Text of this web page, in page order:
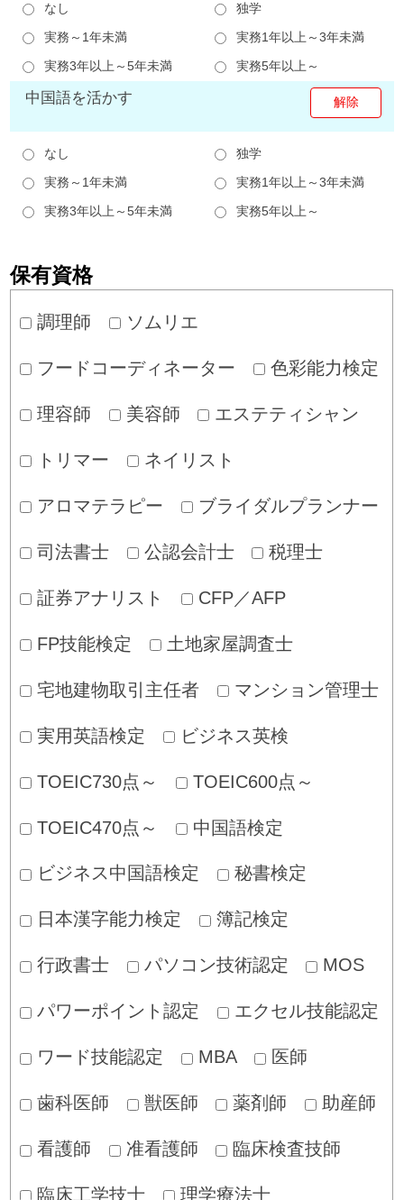
なし
独学
実務～1年未満
実務1年以上～3年未満
実務3年以上～5年未満
実務5年以上～
中国語を活かす
なし
独学
実務～1年未満
実務1年以上～3年未満
実務3年以上～5年未満
実務5年以上～
保有資格
調理師 ソムリエ
フードコーディネーター 色彩能力検定
理容師 美容師 エステティシャン
トリマー ネイリスト
アロマテラピー ブライダルプランナー
司法書士 公認会計士 税理士
証券アナリスト CFP／AFP
FP技能検定 土地家屋調査士
宅地建物取引主任者 マンション管理士
実用英語検定 ビジネス英検
TOEIC730点～ TOEIC600点～
TOEIC470点～ 中国語検定
ビジネス中国語検定 秘書検定
日本漢字能力検定 簿記検定
行政書士 パソコン技術認定 MOS
パワーポイント認定 エクセル技能認定
ワード技能認定 MBA 医師
歯科医師 獣医師 薬剤師 助産師
看護師 准看護師 臨床検査技師
臨床工学技士 理学療法士